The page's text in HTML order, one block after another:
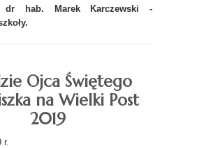
dr hab. Marek Karczewski -
Ojca Świętego
na Wielki Post
2019
r.